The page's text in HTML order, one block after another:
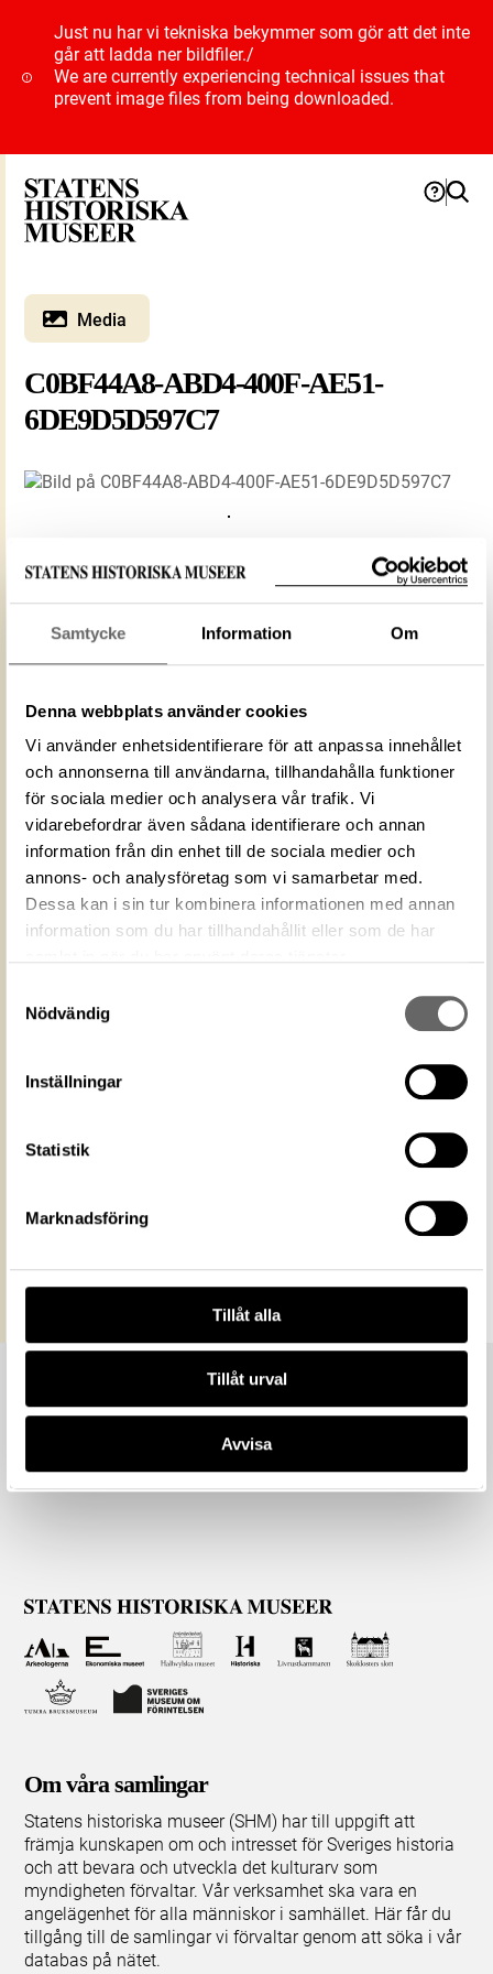
Samtycke Information Om
Denna webbplats använder cookies
Vi använder enhetsidentifierare för att anpassa innehållet
och annonserna till användarna, tillhandahålla funktioner
för sociala medier och analysera vår trafik. Vi
vidarebefordrar även sådana identifierare och annan
information från din enhet till de sociala medier och
annons- och analysföretag som vi samarbetar med.
Dessa kan i sin tur kombinera informationen med annan
information som du har tillhandahållit eller som de har
Nödvändig
Inställningar
Statistik
Marknadsföring
Tillåt alla
Tillåt urval
Avvisa
Just nu har vi tekniska bekymmer som gör att det inte
går att ladda ner bildfiler./
We are currently experiencing technical issues that
prevent image files from being downloaded.
Media
C0BF44A8-ABD4-400F-AE51-
6DE9D5D597C7
ID‑nummer
C0BF44A8-ABD4-400F-AE51-
6DE9D5D597C7
Fotograf
Historiska museet
media
är därmed fritt att använda på alla sätt.
Ange gärna upphovsperson om denne är
Museum
https://samlingar.shm.se/media/C0BF44A8-
All textinformation (metadata) på denna sida är fri att
använda enligt licensen CC0.
Media: Historiska museet. Historiska
museet/SHM, (PDM)
upphovsperson om denne är känd.
LADDA NER MEDIA
Om våra samlingar
Statens historiska museer (SHM) har till uppgift att
främja kunskapen om och intresset för Sveriges historia
och att bevara och utveckla det kulturarv som
myndigheten förvaltar. Vår verksamhet ska vara en
angelägenhet för alla människor i samhället. Här får du
tillgång till de samlingar vi förvaltar genom att söka i vår
databas på nätet.